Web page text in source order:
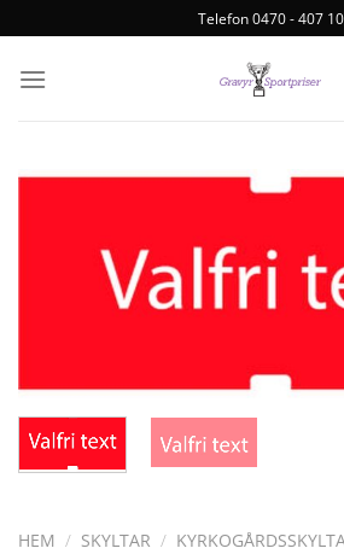
Telefon 0470 - 407 10
HEM / SKYLTAR /